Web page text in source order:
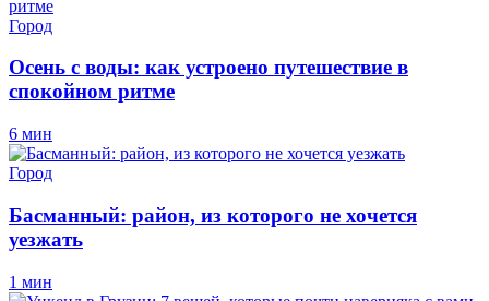
Город
Осень с воды: как устроено путешествие в
спокойном ритме
6 мин
Город
Басманный: район, из которого не хочется
уезжать
1 мин